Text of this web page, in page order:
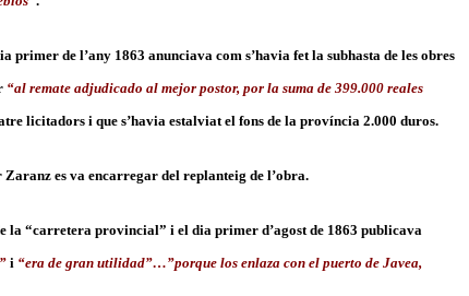
de l’any 1863 anunciava com s’havia fet la subhasta de les obres
“al remate adjudicado al mejor postor, por la suma de 399.000 reales
licitadors i que s’havia estalviat el fons de la província 2.000 duros.
es va encarregar del replanteig de l’obra.
“carretera provincial” i el dia primer d’agost de 1863 publicava
i “era de gran utilidad”…”porque los enlaza con el puerto de Javea,